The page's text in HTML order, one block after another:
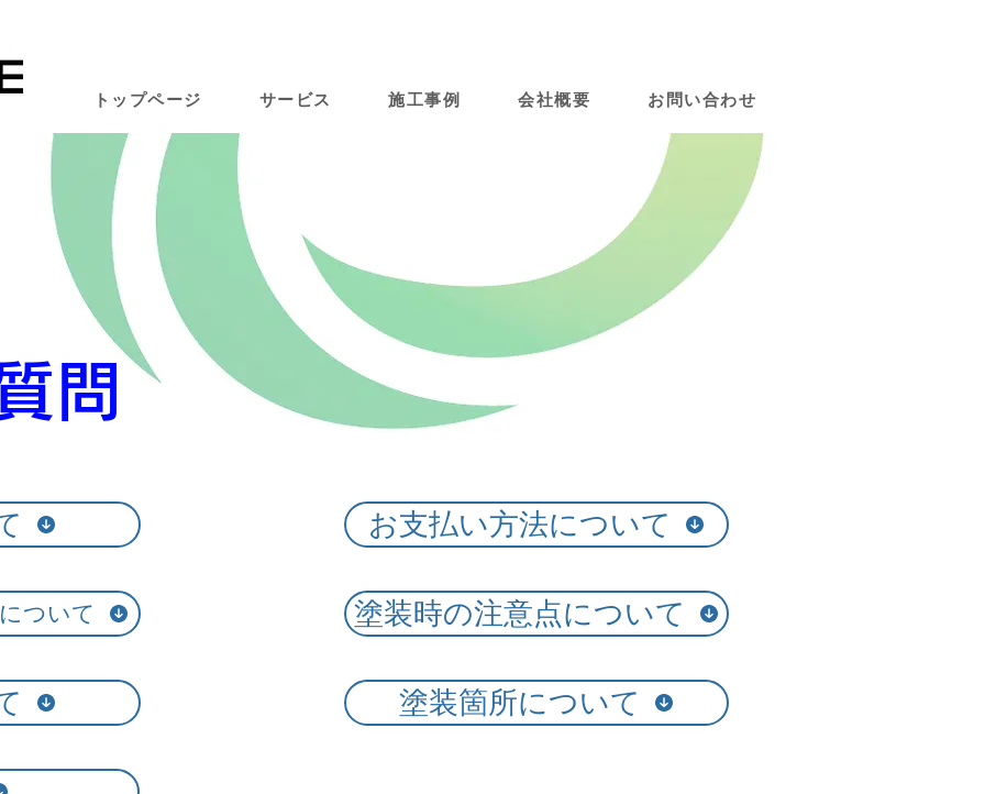
トップページ サービス 施工事例 会社概要 お問い合わせ
問
ついて
お支払い方法について
塗装時の注意点について
塗装箇所について